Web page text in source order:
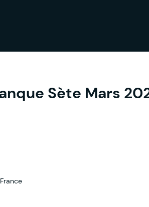
Sète Mars